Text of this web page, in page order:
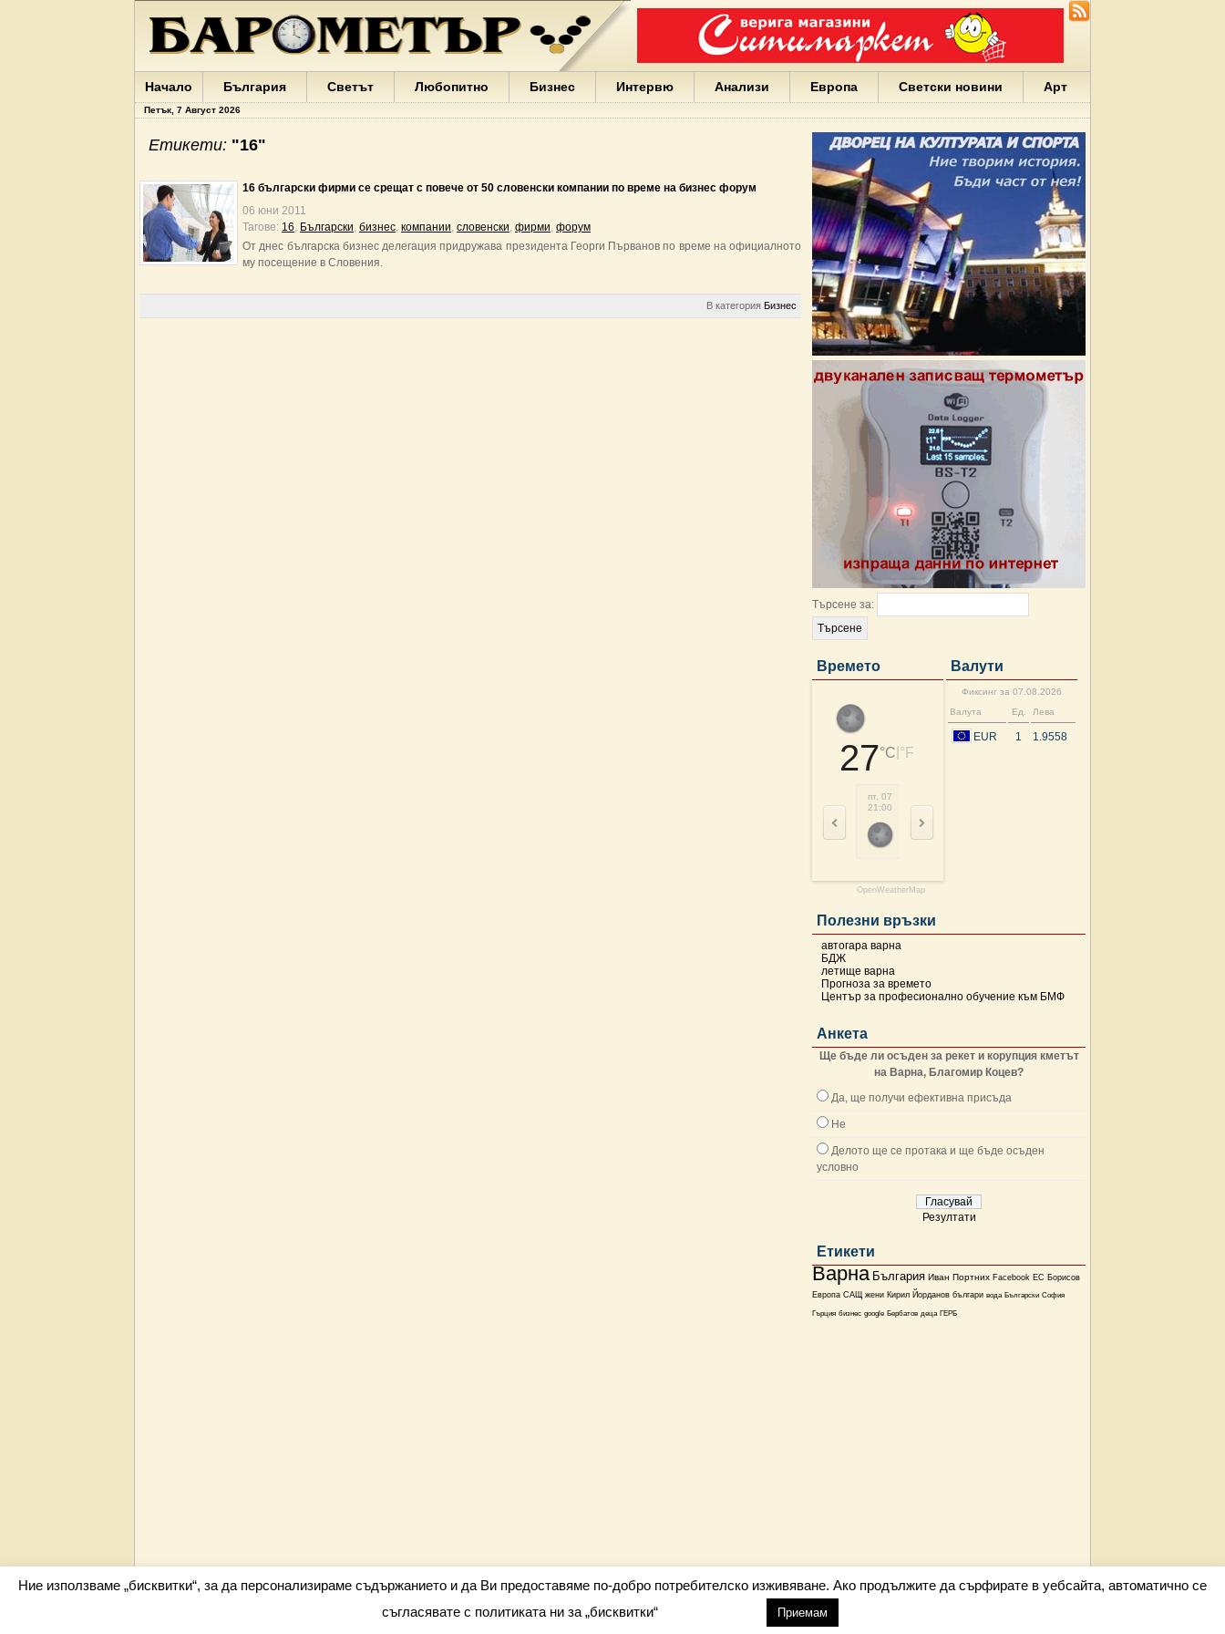
Варна
България
Портних
Facebook
ЕС
Борисов
Европа
Йорданов
Български
София
деца
Начало България Светът Любопитно Бизнес Интервю Анализи Европа Светски новини Арт
Петък, 7 Август 2026
Търсене за:
Времето
27°C °F
пт, 07
21:00
00:00
OpenWeatherMap
Валути
Фиксинг за 07.08.2026
Валута
Ед. Лева
EUR 1 1.9558
Полезни връзки
автогара варна
БДЖ
летище варна
Прогноза за времето
Център за професионално обучение към БМФ
Анкета
Ще бъде ли осъден за рекет и корупция кметът
на Варна, Благомир Коцев?
Да, ще получи ефективна присъда
Не
Делото ще се протака и ще бъде осъден
условно
Резултати
Етикети
Варна България Иван Портних Facebook ЕС Борисов
Европа САЩ жени Кирил Йорданов българи вода Български София
Гърция бизнес google Бербатов деца ГЕРБ
Етикети: "16"
16 български фирми се срещат с повече от 50 словенски компании по време на бизнес форум
06 юни 2011
Тагове: 16, Български, бизнес, компании, словенски, фирми, форум
От днес българска бизнес делегация придружава президента Георги Първанов по време на официалното
му посещение в Словения.
В категория Бизнес
Всички права запазени barometar.net © 2026 info@barometar.net
Ние използваме „бисквитки“, за да персонализираме съдържанието и да Ви предоставяме по-добро потребителско изживяване. Ако продължите да сърфирате в уебсайта, автоматично се
съгласявате с политиката ни за „бисквитки“
Приемам